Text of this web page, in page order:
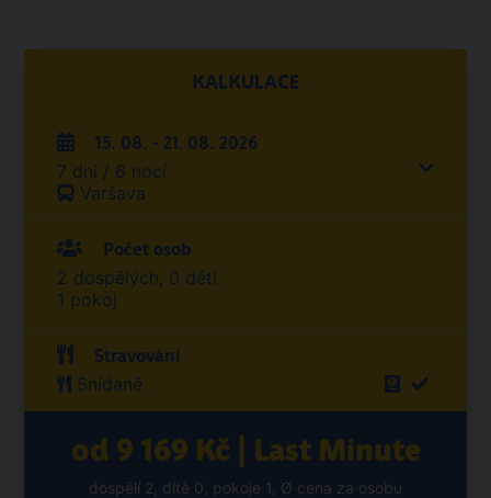
KALKULACE
15. 08. - 21. 08. 2026
7 dní / 6 nocí
Varšava
Počet osob
2 dospělých, 0 dětí
1 pokoj
Stravování
Snídaně
od 9 169 Kč | Last Minute
dospělí 2, dítě 0, pokoje 1, Ø cena za osobu